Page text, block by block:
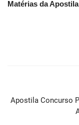
Matérias da
Apostila Concurso